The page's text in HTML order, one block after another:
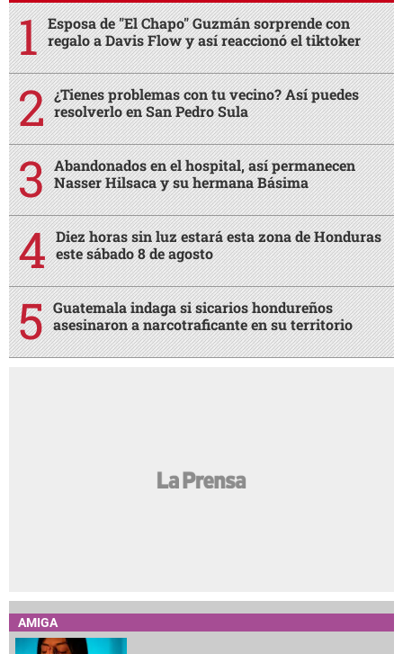
Esposa de "El Chapo" Guzmán sorprende con
regalo a Davis Flow y así reaccionó el tiktoker
¿Tienes problemas con tu vecino? Así puedes
resolverlo en San Pedro Sula
Abandonados en el hospital, así permanecen
Nasser Hilsaca y su hermana Básima
Diez horas sin luz estará esta zona de Honduras
este sábado 8 de agosto
Guatemala indaga si sicarios hondureños
asesinaron a narcotraficante en su territorio
AMIGA